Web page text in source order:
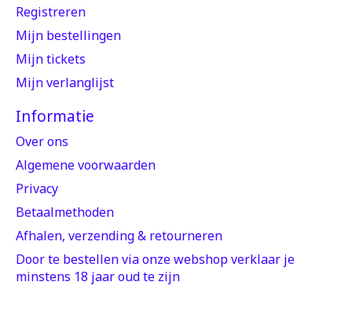
Registreren
Mijn bestellingen
Mijn tickets
Mijn verlanglijst
Informatie
Over ons
Algemene voorwaarden
Privacy
Betaalmethoden
Afhalen, verzending & retourneren
Door te bestellen via onze webshop verklaar je
minstens 18 jaar oud te zijn